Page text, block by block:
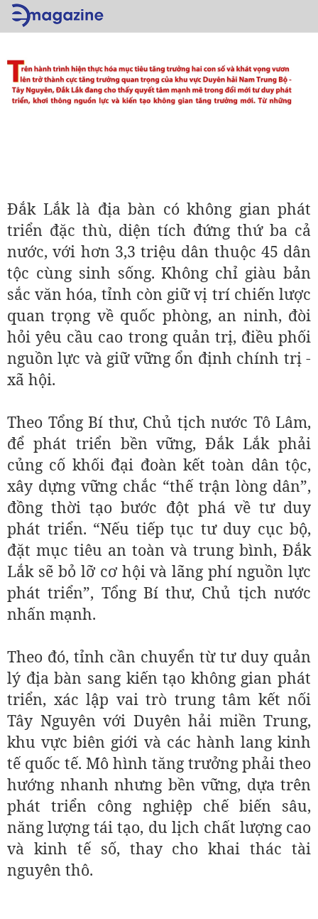
Đắk Lắk là địa bàn có không gian phát
triển đặc thù, diện tích đứng thứ ba cả
nước, với hơn 3,3 triệu dân thuộc 45 dân
tộc cùng sinh sống. Không chỉ giàu bản
sắc văn hóa, tỉnh còn giữ vị trí chiến lược
quan trọng về quốc phòng, an ninh, đòi
hỏi yêu cầu cao trong quản trị, điều phối
nguồn lực và giữ vững ổn định chính trị -
xã hội.
Theo Tổng Bí thư, Chủ tịch nước Tô Lâm,
để phát triển bền vững, Đắk Lắk phải
củng cố khối đại đoàn kết toàn dân tộc,
xây dựng vững chắc “thế trận lòng dân”,
đồng thời tạo bước đột phá về tư duy
phát triển. “Nếu tiếp tục tư duy cục bộ,
đặt mục tiêu an toàn và trung bình, Đắk
Lắk sẽ bỏ lỡ cơ hội và lãng phí nguồn lực
phát triển”, Tổng Bí thư, Chủ tịch nước
nhấn mạnh.
Theo đó, tỉnh cần chuyển từ tư duy quản
lý địa bàn sang kiến tạo không gian phát
triển, xác lập vai trò trung tâm kết nối
Tây Nguyên với Duyên hải miền Trung,
khu vực biên giới và các hành lang kinh
tế quốc tế. Mô hình tăng trưởng phải theo
hướng nhanh nhưng bền vững, dựa trên
phát triển công nghiệp chế biến sâu,
năng lượng tái tạo, du lịch chất lượng cao
và kinh tế số, thay cho khai thác tài
nguyên thô.